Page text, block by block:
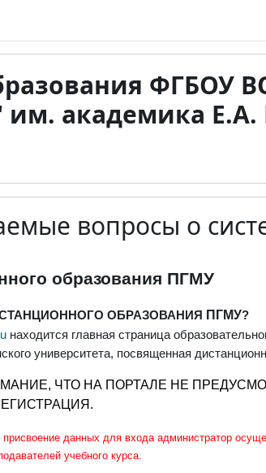
ФГБОУ
академика Е.А.
вопросы о
образования ПГМУ
ОБРАЗОВАНИЯ ПГМУ?
находится главная страница
университета, посвященная
ЧТО НА ПОРТАЛЕ НЕ
присвоение данных для входа администратор о
учебного курса.